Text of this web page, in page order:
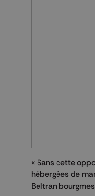
« Sans cette
hébergées de
Beltran